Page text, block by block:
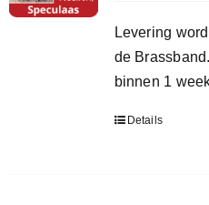
Levering
de
binnen 1
Details